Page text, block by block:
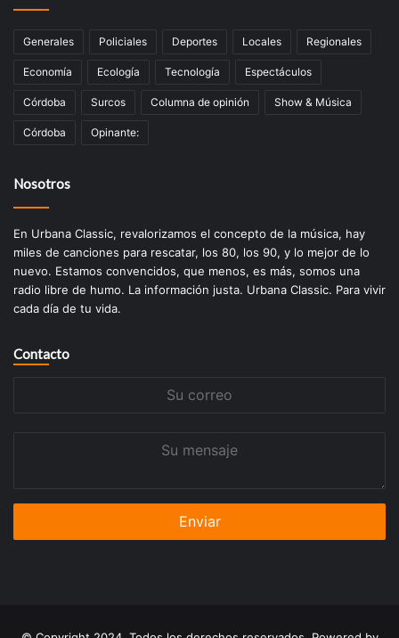
Generales Policiales Deportes Locales Regionales
Economía Ecología Tecnologí­a Espectáculos
Córdoba Surcos Columna de opinión Show & Música
Córdoba Opinante:
Nosotros
En Urbana Classic, revalorizamos el concepto de la música, hay
miles de canciones para rescatar, los 80, los 90, y lo mejor de lo
nuevo. Estamos convencidos, que menos, es más, somos una
radio libre de humo. La información justa. Urbana Classic. Para vivir
cada día de tu vida.
Contacto